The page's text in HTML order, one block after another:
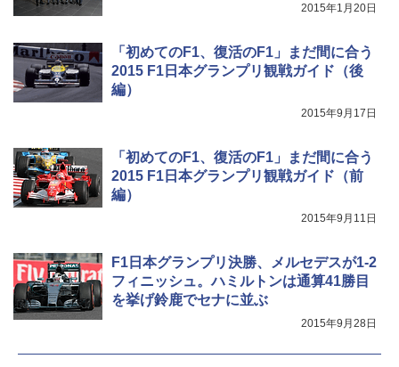
2015年1月20日
「初めてのF1、復活のF1」まだ間に合う
2015 F1日本グランプリ観戦ガイド（後
編）
2015年9月17日
「初めてのF1、復活のF1」まだ間に合う
2015 F1日本グランプリ観戦ガイド（前
編）
2015年9月11日
F1日本グランプリ決勝、メルセデスが1-2
フィニッシュ。ハミルトンは通算41勝目
を挙げ鈴鹿でセナに並ぶ
2015年9月28日